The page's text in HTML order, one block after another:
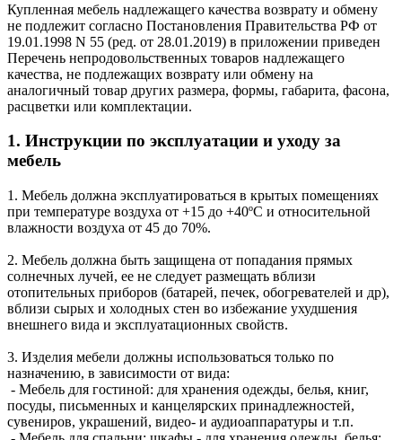
Купленная мебель надлежащего качества возврату и обмену
не подлежит согласно Постановления Правительства РФ от
19.01.1998 N 55 (ред. от 28.01.2019) в приложении приведен
Перечень непродовольственных товаров надлежащего
качества, не подлежащих возврату или обмену на
аналогичный товар других размера, формы, габарита, фасона,
расцветки или комплектации.
1. Инструкции по эксплуатации и уходу за
мебель
1. Мебель должна эксплуатироваться в крытых помещениях
при температуре воздуха от +15 до +40ºС и относительной
влажности воздуха от 45 до 70%.
2. Мебель должна быть защищена от попадания прямых
солнечных лучей, ее не следует размещать вблизи
отопительных приборов (батарей, печек, обогревателей и др),
вблизи сырых и холодных стен во избежание ухудшения
внешнего вида и эксплуатационных свойств.
3. Изделия мебели должны использоваться только по
назначению, в зависимости от вида:
- Мебель для гостиной: для хранения одежды, белья, книг,
посуды, письменных и канцелярских принадлежностей,
сувениров, украшений, видео- и аудиоаппаратуры и т.п.